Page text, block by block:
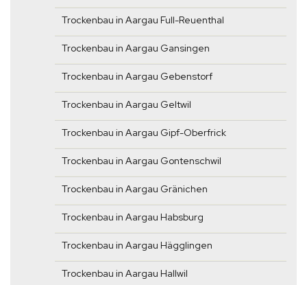
Trockenbau in Aargau Full-Reuenthal
Trockenbau in Aargau Gansingen
Trockenbau in Aargau Gebenstorf
Trockenbau in Aargau Geltwil
Trockenbau in Aargau Gipf-Oberfrick
Trockenbau in Aargau Gontenschwil
Trockenbau in Aargau Gränichen
Trockenbau in Aargau Habsburg
Trockenbau in Aargau Hägglingen
Trockenbau in Aargau Hallwil